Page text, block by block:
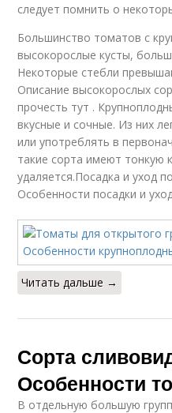
следует помнить о
Большинство томатов с
высокорослые кусты,
Некоторые стебли
Описание высокорослых
прочесть тут .
вкусные и сочные. Из них
или употреблять в
такие сорта имеют тонкую
удаляется.Посадка и уход
Особенности посадки и
Читать дальше →
Сорта
Особенности
В отдельную большую